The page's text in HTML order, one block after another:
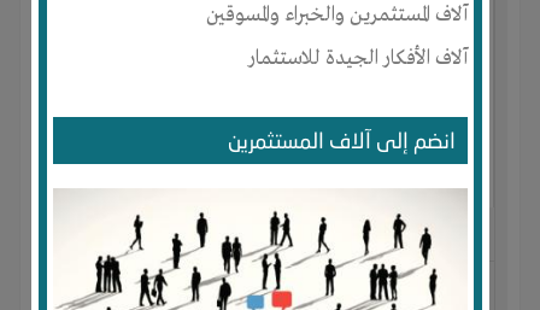
آلاف المستثمرين والخبراء والمسوقين
آلاف الأفكار الجيدة للاستثمار
انضم إلى آلاف المستثمرين
الجنس : أنثى
لديـه : تسويق